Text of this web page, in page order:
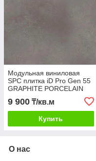
Модульная виниловая
SPC плитка iD Pro Gen 55
GRAPHITE PORCELAIN
9 900 ₸/кв.м
Купить
О нас